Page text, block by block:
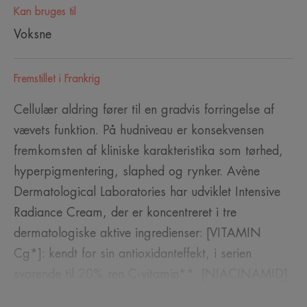
Kan bruges til
Voksne
Fremstillet i Frankrig
Cellulær aldring fører til en gradvis forringelse af
vævets funktion. På hudniveau er konsekvensen
fremkomsten af kliniske karakteristika som tørhed,
hyperpigmentering, slaphed og rynker. Avène
Dermatological Laboratories har udviklet Intensive
Radiance Cream, der er koncentreret i tre
dermatologiske aktive ingredienser: [VITAMIN
Cg*]: kendt for sin antioxidanteffekt, i serien